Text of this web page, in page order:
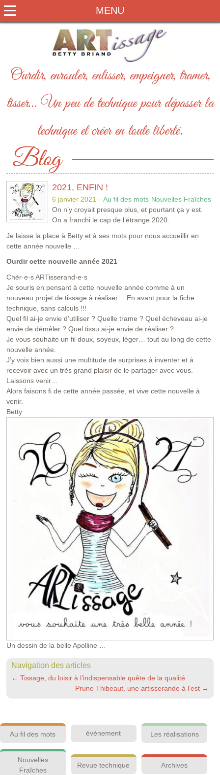
MENU
Ourdir, enrouler, enlisser, empeigner, tramer,
tisser… Un peu de technique pour dépasser la
technique et créer en toute liberté.
2021, ENFIN !
6 janvier 2021 - Au fil des mots Nouvelles Fraîches
On n’y croyait presque plus, et pourtant ça y est.
On a franchi le cap de l’étrange 2020.
Je laisse la place à Betty et à ses mots pour nous accueillir en
cette année nouvelle …
Ourdir cette nouvelle année 2021
Chèr·e·s ARTisserand·e·s
Je souris en pensant à cette nouvelle année comme à un
nouveau projet de tissage à réaliser… En avant pour la fiche
technique, sans calculs !!!
Quel fil ai-je envie d’utiliser ? Quelle trame ? Quel écheveau ai-je
envie de démêler ? Quel tissu ai-je envie de réaliser ?
Je vous souhaite un fil doux, soyeux, léger… tout au long de cette
nouvelle année.
J’y vois bien aussi une multitude de surprises à inventer et à
recevoir avec un très grand plaisir de le partager avec vous.
Laissons venir…
Alors faisons fi de cette année passée, et vive cette nouvelle à
venir.
Betty
Un dessin de la belle Apolline …
Navigation des articles
← Tissage, du loisir à l’indispensable quête de la qualité
Prune Thibeaut, une artisserande à l’est →
Au fil des mots évènement Les réalisations
Nouvelles
Fraîches
Revue technique Archives